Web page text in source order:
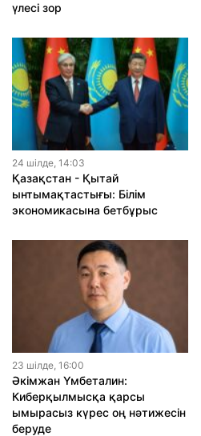
үлесі зор
24 шiлде, 14:03
Қазақстан - Қытай
ынтымақтастығы: Білім
экономикасына бетбұрыс
23 шiлде, 16:00
Әкімжан Үмбеталин:
Киберқылмысқа қарсы
ымырасыз күрес оң нәтижесін
беруде